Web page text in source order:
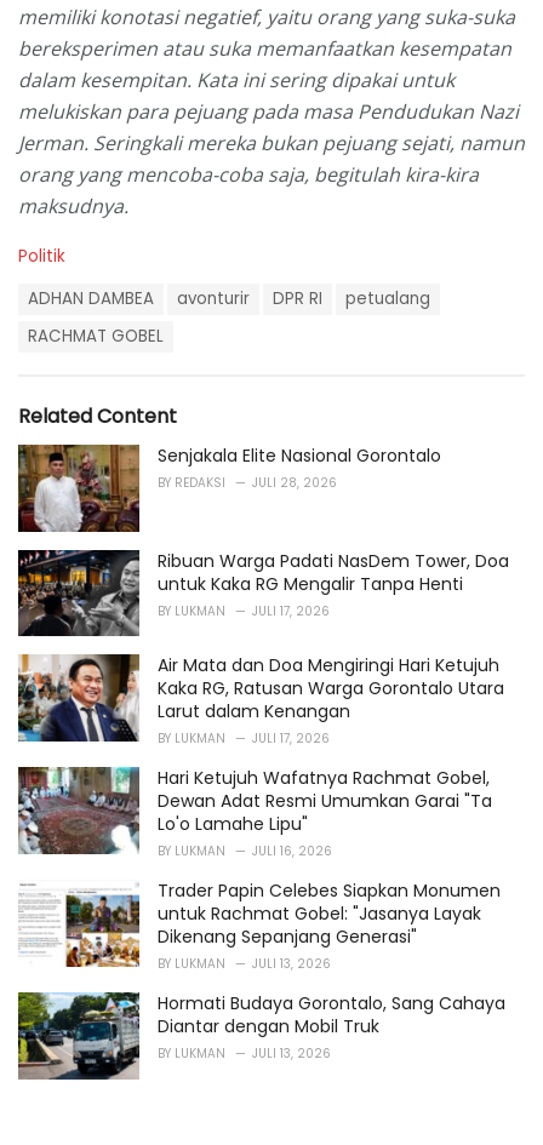
memiliki konotasi negatief, yaitu orang yang suka-suka
bereksperimen atau suka memanfaatkan kesempatan
dalam kesempitan. Kata ini sering dipakai untuk
melukiskan para pejuang pada masa Pendudukan Nazi
Jerman. Seringkali mereka bukan pejuang sejati, namun
orang yang mencoba-coba saja, begitulah kira-kira
maksudnya.
C
i
e
s
:
Politik
ADHAN DAMBEA avonturir DPR RI
petualang
RACHMAT GOBEL
Related Content
Senjakala Elite Nasional Gorontalo
BY REDAKSI JULI 28, 2026
Ribuan Warga Padati NasDem Tower, Doa
untuk Kaka RG Mengalir Tanpa Henti
BY LUKMAN JULI 17, 2026
Air Mata dan Doa Mengiringi Hari Ketujuh
Kaka RG, Ratusan Warga Gorontalo Utara
Larut dalam Kenangan
BY LUKMAN JULI 17, 2026
Hari Ketujuh Wafatnya Rachmat Gobel,
Dewan Adat Resmi Umumkan Garai "Ta
Lo'o Lamahe Lipu"
BY LUKMAN JULI 16, 2026
Trader Papin Celebes Siapkan Monumen
untuk Rachmat Gobel: "Jasanya Layak
Dikenang Sepanjang Generasi"
BY LUKMAN JULI 13, 2026
Hormati Budaya Gorontalo, Sang Cahaya
Diantar dengan Mobil Truk
BY LUKMAN JULI 13, 2026